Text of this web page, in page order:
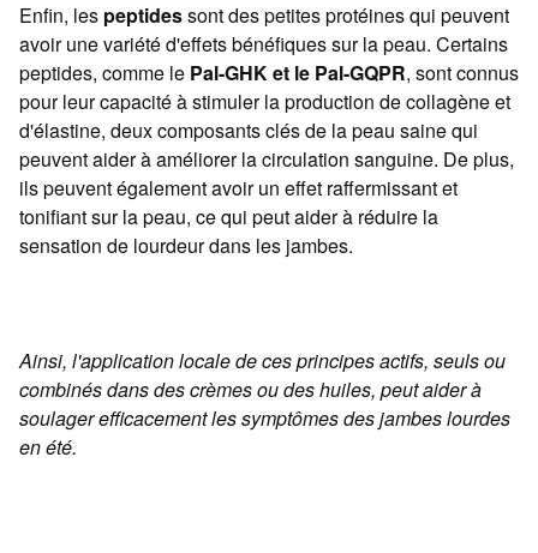
Enfin, les peptidessont des petites protéines qui peuvent
avoir une variété d'effets bénéfiques sur la peau. Certains
peptides, comme le Pal-GHK et le Pal-GQPR, sont connus
pour leur capacité à stimuler la production de collagène et
d'élastine, deux composants clés de la peau saine qui
peuvent aider à améliorer la circulation sanguine. De plus,
ils peuvent également avoir un effet raffermissant et
tonifiant sur la peau, ce qui peut aider à réduire la
sensation de lourdeur dans les jambes.
Ainsi, l'application locale de ces principes actifs, seuls ou
combinés dans des crèmes ou des huiles, peut aider à
soulager efficacement les symptômes des jambes lourdes
en été.